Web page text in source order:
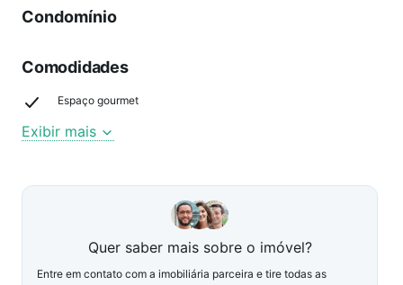
Condomínio
Comodidades
Espaço gourmet
Exibir mais
Quer saber mais sobre o imóvel?
Entre em contato com a imobiliária parceira e tire todas as